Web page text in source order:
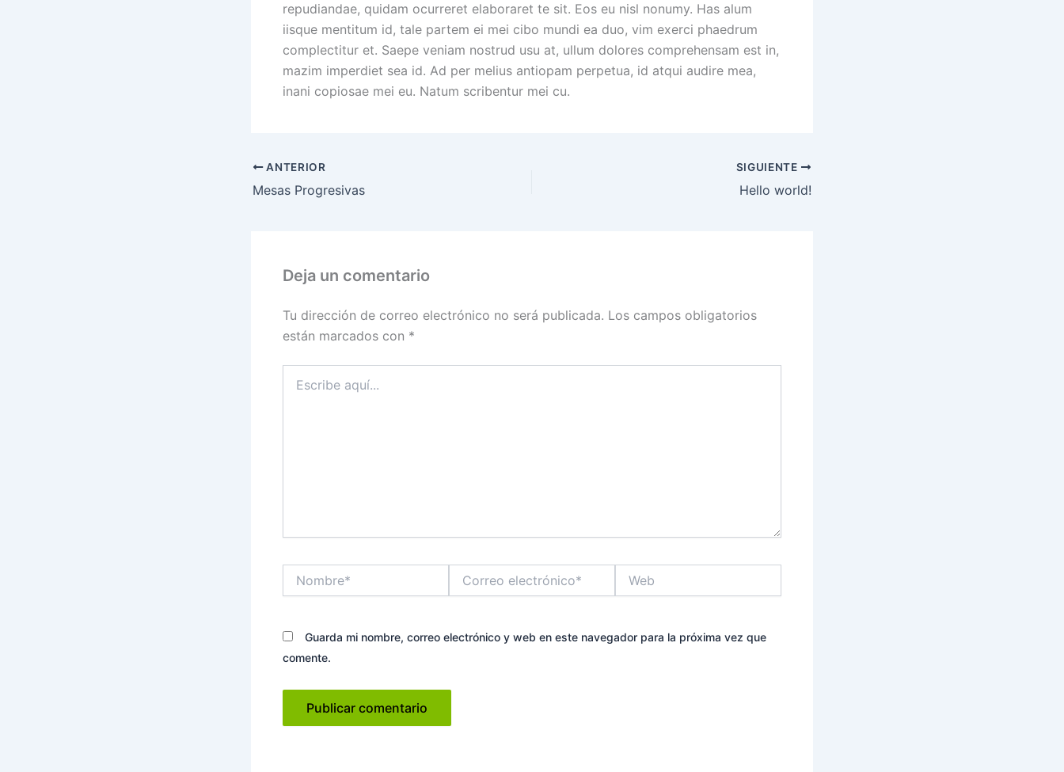
repudiandae, quidam ocurreret elaboraret te sit. Eos eu nisl nonumy. Has alum
iisque mentitum id, tale partem ei mei cibo mundi ea duo, vim exerci phaedrum
complectitur et. Saepe veniam nostrud usu at, ullum dolores comprehensam est in,
mazim imperdiet sea id. Ad per melius antiopam perpetua, id atqui audire mea,
inani copiosae mei eu. Natum scribentur mei cu.
ANTERIOR
Mesas Progresivas
SIGUIENTE
Hello world!
Deja un comentario
Tu dirección de correo electrónico no será publicada. Los campos obligatorios
están marcados con *
aquí...
electrónico*
Guarda mi nombre, correo electrónico y web en este navegador para la próxima vez que
comente.